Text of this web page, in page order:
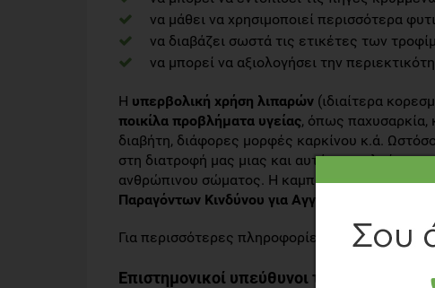
να μάθει να χρησιμοποιεί περισσότερα
να διαβάζει σωστά τις ετικέτες των
να μπορεί να αξιολογήσει την
Η υπερβολική χρήση λιπαρών (ιδιαίτερα
ποικίλα προβλήματα υγείας, όπως παχυσαρκία,
διαβήτη, διάφορες μορφές καρκίνου κ.ά.
στη διατροφή μας μιας και αυτά αποτελούν
ανθρώπινου σώματος. Η καμπάνια
Παραγόντων Κινδύνου για Αγγειακά Νοσήματα
Για περισσότερες πληροφορίες επισκεφθείτε
Επιστημονικοί υπεύθυνοι της καμπάνιας: